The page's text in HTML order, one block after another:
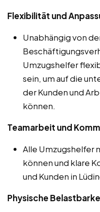
Flexibilität und
Unabhängig von
Umzugshelfer
sein, um auf die
der Kunden und
können.
Teamarbeit und
Alle Umzugshelfer
können und klare
und Kunden in
Physische